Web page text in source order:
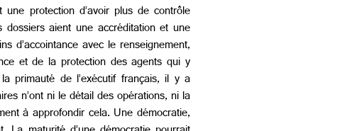
protection d’avoir plus de contrôle
aient une accréditation et une
d’accointance avec le renseignement,
et de la protection des agents qui y
primauté de l’exécutif français, il y a
n’ont ni le détail des opérations, ni la
à approfondir cela. Une démocratie,